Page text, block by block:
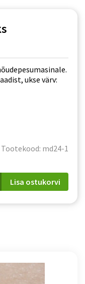
ukse värv:
Tootekood: md24-1
Lisa ostukorvi